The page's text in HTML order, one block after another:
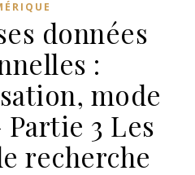
données
:
mode
Partie 3 Les
recherche